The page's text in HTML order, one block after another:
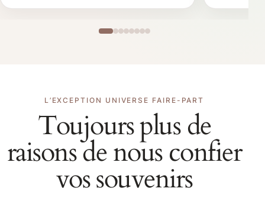
L’EXCEPTION UNIVERSE FAIRE-PART
Toujours plus de
raisons de nous confier
vos souvenirs